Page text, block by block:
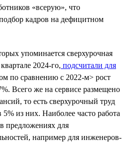
«всерую», что
кадров на дефицитном
упоминается сверхурочная
2024-го, подсчитали для
по сравнению с 2022-м> рост
Всего же на сервисе размещено
то есть сверхурочный труд
из них. Наиболее часто работа
предложениях для
например для инженеров-